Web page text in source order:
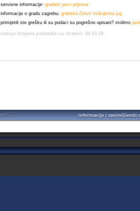
servisne informacije: gradski javni prijevoz
informacije o gradu zagrebu: gradska četvrt trešnjevka jug
primijetili ste grešku ili su podaci su pogrešno upisani? molimo
zadnja izmjena podataka na stranici: 22.03.15.